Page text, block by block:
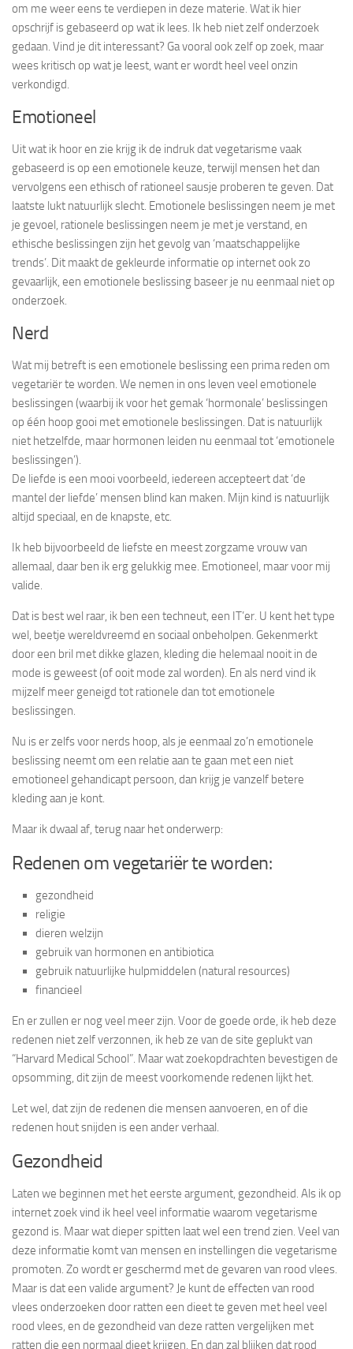
om me weer eens te verdiepen in deze materie. Wat ik hier
opschrijf is gebaseerd op wat ik lees. Ik heb niet zelf onderzoek
gedaan. Vind je dit interessant? Ga vooral ook zelf op zoek, maar
wees kritisch op wat je leest, want er wordt heel veel onzin
verkondigd.
Emotioneel
Uit wat ik hoor en zie krijg ik de indruk dat vegetarisme vaak
gebaseerd is op een emotionele keuze, terwijl mensen het dan
vervolgens een ethisch of rationeel sausje proberen te geven. Dat
laatste lukt natuurlijk slecht. Emotionele beslissingen neem je met
je gevoel, rationele beslissingen neem je met je verstand, en
ethische beslissingen zijn het gevolg van ‘maatschappelijke
trends’. Dit maakt de gekleurde informatie op internet ook zo
gevaarlijk, een emotionele beslissing baseer je nu eenmaal niet op
onderzoek.
Nerd
Wat mij betreft is een emotionele beslissing een prima reden om
vegetariër te worden. We nemen in ons leven veel emotionele
beslissingen (waarbij ik voor het gemak ‘hormonale’ beslissingen
op één hoop gooi met emotionele beslissingen. Dat is natuurlijk
niet hetzelfde, maar hormonen leiden nu eenmaal tot ‘emotionele
beslissingen’).
De liefde is een mooi voorbeeld, iedereen accepteert dat ‘de
mantel der liefde’ mensen blind kan maken. Mijn kind is natuurlijk
altijd speciaal, en de knapste, etc.
Ik heb bijvoorbeeld de liefste en meest zorgzame vrouw van
allemaal, daar ben ik erg gelukkig mee. Emotioneel, maar voor mij
valide.
Dat is best wel raar, ik ben een techneut, een IT’er. U kent het type
wel, beetje wereldvreemd en sociaal onbeholpen. Gekenmerkt
door een bril met dikke glazen, kleding die helemaal nooit in de
mode is geweest (of ooit mode zal worden). En als nerd vind ik
mijzelf meer geneigd tot rationele dan tot emotionele
beslissingen.
Nu is er zelfs voor nerds hoop, als je eenmaal zo’n emotionele
beslissing neemt om een relatie aan te gaan met een niet
emotioneel gehandicapt persoon, dan krijg je vanzelf betere
kleding aan je kont.
Maar ik dwaal af, terug naar het onderwerp:
Redenen om vegetariër te worden:
gezondheid
religie
dieren welzijn
gebruik van hormonen en antibiotica
gebruik natuurlijke hulpmiddelen (natural resources)
financieel
En er zullen er nog veel meer zijn. Voor de goede orde, ik heb deze
redenen niet zelf verzonnen, ik heb ze van de site geplukt van
“Harvard Medical School”. Maar wat zoekopdrachten bevestigen de
opsomming, dit zijn de meest voorkomende redenen lijkt het.
Let wel, dat zijn de redenen die mensen aanvoeren, en of die
redenen hout snijden is een ander verhaal.
Gezondheid
Laten we beginnen met het eerste argument, gezondheid. Als ik op
internet zoek vind ik heel veel informatie waarom vegetarisme
gezond is. Maar wat dieper spitten laat wel een trend zien. Veel van
deze informatie komt van mensen en instellingen die vegetarisme
promoten. Zo wordt er geschermd met de gevaren van rood vlees.
Maar is dat een valide argument? Je kunt de effecten van rood
vlees onderzoeken door ratten een dieet te geven met heel veel
rood vlees, en de gezondheid van deze ratten vergelijken met
ratten die een normaal dieet krijgen. En dan zal blijken dat rood